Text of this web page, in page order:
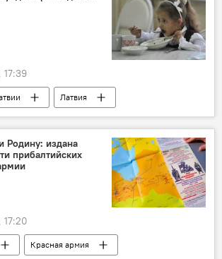
17:39
Латвия
Родину: издана
прибалтийских
17:20
Красная армия